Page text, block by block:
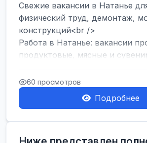
Свежие вакансии в Натанье
физический труд, демонтаж,
конструкций<br />
Работа в Натанье: вакансии
продуктовые, мясные и
лавки<br />
Разнорабочий на сборку м...
60 просмотров
Подробнее